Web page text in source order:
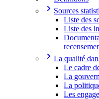
Sources
Liste des
Liste des
La qualité
Le cadre
La
La
Les